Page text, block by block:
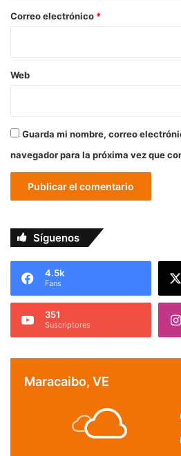
*
Correo electrónico *
Web
Guarda mi nombre, correo
navegador para la próxima vez que
Síguenos
4.5k
Fans
351
Suscriptores
Maracaibo, VE